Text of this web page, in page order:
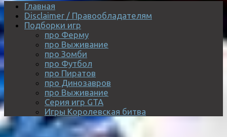
Главная
Disclaimer / Правообладателям
Подборки игр
про Ферму
про Выживание
про Зомби
про Футбол
про Пиратов
про Динозавров
про Выживание
Серия игр GTA
Игры Королевская битва